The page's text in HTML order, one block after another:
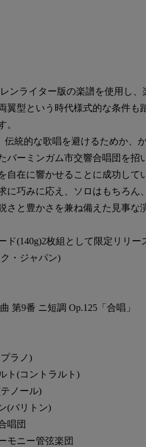
ンライター版の楽譜を使用し
翼型という時代様式的な条件も
。
伝統的な歌唱を避けるためか、
バーミンガム市交響合唱団を招
自在に響かせることに成功して
に巧みに応え、ソロはもちろん
さと豊かさを兼ね備えた見事な
ド(140g)2枚組として限定リリー
・ジャパン)
第9番 ニ短調 Op.125「合唱」
ラノ)
ト(コントラルト)
ノール)
(バリトン)
唱団
モニー管弦楽団